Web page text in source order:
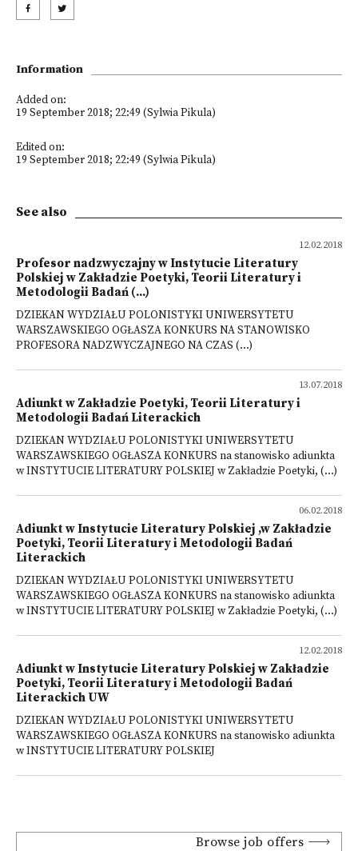
Information
Added on:
19 September 2018; 22:49 (Sylwia Pikula)
Edited on:
19 September 2018; 22:49 (Sylwia Pikula)
See also
12.02.2018
Profesor nadzwyczajny w Instytucie Literatury
Polskiej w Zakładzie Poetyki, Teorii Literatury i
Metodologii Badań (...)
DZIEKAN WYDZIAŁU POLONISTYKI UNIWERSYTETU
WARSZAWSKIEGO OGŁASZA KONKURS NA STANOWISKO
PROFESORA NADZWYCZAJNEGO NA CZAS (...)
13.07.2018
Adiunkt w Zakładzie Poetyki, Teorii Literatury i
Metodologii Badań Literackich
DZIEKAN WYDZIAŁU POLONISTYKI UNIWERSYTETU
WARSZAWSKIEGO OGŁASZA KONKURS na stanowisko adiunkta
w INSTYTUCIE LITERATURY POLSKIEJ w Zakładzie Poetyki, (...)
06.02.2018
Adiunkt w Instytucie Literatury Polskiej ,w Zakładzie
Poetyki, Teorii Literatury i Metodologii Badań
Literackich
DZIEKAN WYDZIAŁU POLONISTYKI UNIWERSYTETU
WARSZAWSKIEGO OGŁASZA KONKURS na stanowisko adiunkta
w INSTYTUCIE LITERATURY POLSKIEJ w Zakładzie Poetyki, (...)
12.02.2018
Adiunkt w Instytucie Literatury Polskiej w Zakładzie
Poetyki, Teorii Literatury i Metodologii Badań
Literackich UW
DZIEKAN WYDZIAŁU POLONISTYKI UNIWERSYTETU
WARSZAWSKIEGO OGŁASZA KONKURS na stanowisko adiunkta
w INSTYTUCIE LITERATURY POLSKIEJ
Browse job offers